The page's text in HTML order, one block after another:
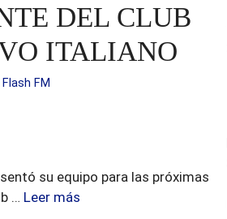
DEL CLUB
ITALIANO
Flash FM
su equipo para las próximas
… Leer más